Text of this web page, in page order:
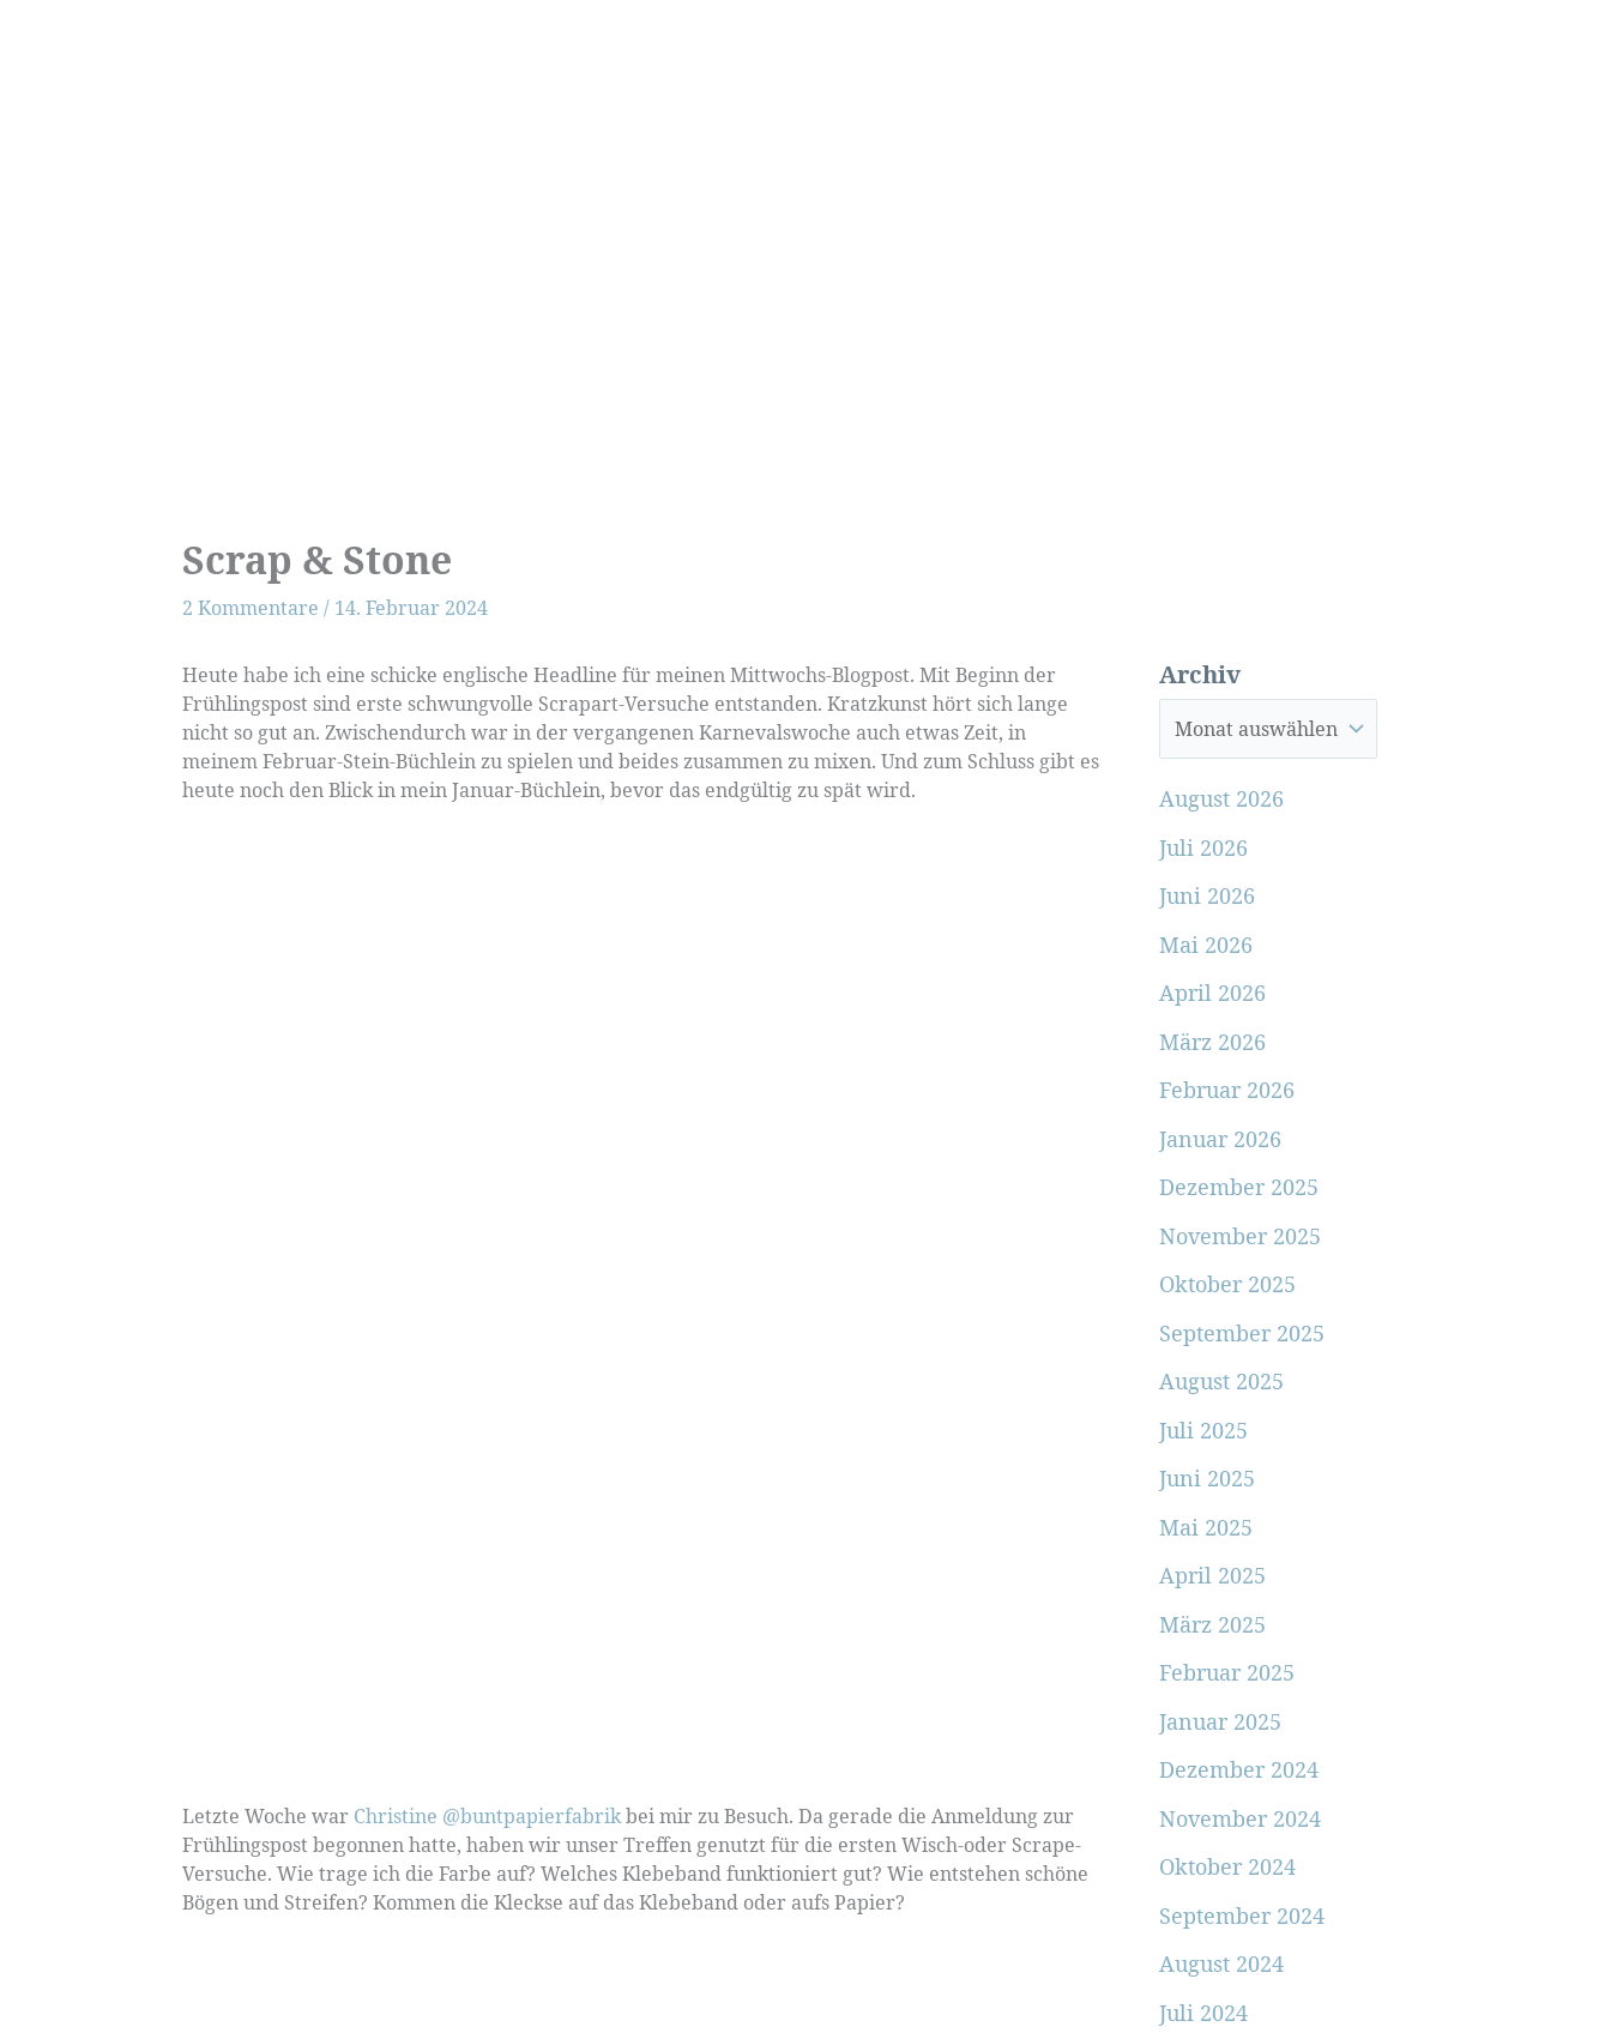
Scrap & Stone
2 Kommentare / 14. Februar 2024
Heute habe ich eine schicke englische Headline für meinen Mittwochs-Blogpost. Mit Beginn der
Frühlingspost sind erste schwungvolle Scrapart-Versuche entstanden. Kratzkunst hört sich lange
nicht so gut an. Zwischendurch war in der vergangenen Karnevalswoche auch etwas Zeit, in
meinem Februar-Stein-Büchlein zu spielen und beides zusammen zu mixen. Und zum Schluss gibt es
heute noch den Blick in mein Januar-Büchlein, bevor das endgültig zu spät wird.
Letzte Woche war Christine @buntpapierfabrikbei mir zu Besuch. Da gerade die Anmeldung zur
Frühlingspost begonnen hatte, haben wir unser Treffen genutzt für die ersten Wisch-oder Scrape-
Versuche. Wie trage ich die Farbe auf? Welches Klebeband funktioniert gut? Wie entstehen schöne
Bögen und Streifen? Kommen die Kleckse auf das Klebeband oder aufs Papier?
Archiv
August 2026
Juli 2026
Juni 2026
Mai 2026
April 2026
März 2026
Februar 2026
Januar 2026
Dezember 2025
November 2025
Oktober 2025
September 2025
August 2025
Juli 2025
Juni 2025
Mai 2025
April 2025
März 2025
Februar 2025
Januar 2025
Dezember 2024
November 2024
Oktober 2024
September 2024
August 2024
Juli 2024